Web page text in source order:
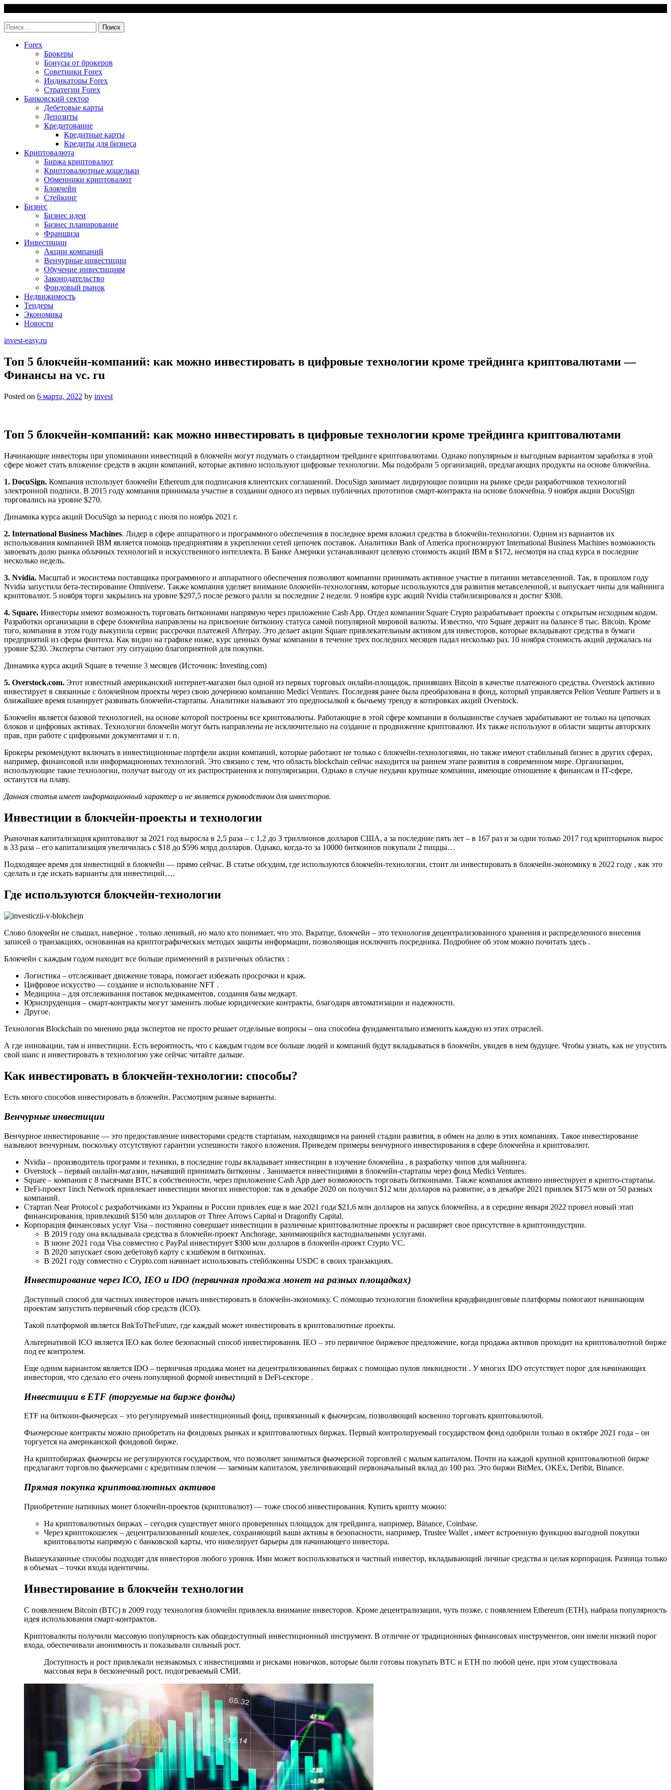
content
Найти:
Forex
Брокеры
Бонусы от брокеров
Советники Forex
Индикаторы Forex
Стратегии Forex
Банковский сектор
Дебетовые карты
Депозиты
Кредитование
Кредитные карты
Кредиты для бизнеса
Криптовалюта
Биржа криптовалют
Криптовалютные кошельки
Обменники криптовалют
Блокчейн
Стейкинг
Бизнес
Бизнес идеи
Бизнес планирование
Франшиза
Инвестиции
Акции компаний
Венчурные инвестиции
Обучение инвестициям
Законодательство
Фондовый рынок
Недвижимость
Тендеры
Экономика
Новости
invest-easy.ru
Топ 5 блокчейн-компаний: как можно инвестировать в цифровые технологии кроме трейдинга криптовалютами —
Финансы на vc. ru
Posted on 6 марта, 2022 by invest
Топ 5 блокчейн-компаний: как можно инвестировать в цифровые технологии кроме трейдинга криптовалютами
Начинающие инвесторы при упоминании инвестиций в блокчейн могут подумать о стандартном трейдинге криптовалютами. Однако популярным и выгодным вариантом заработка в этой
сфере может стать вложение средств в акции компаний, которые активно используют цифровые технологии. Мы подобрали 5 организаций, предлагающих продукты на основе блокчейна.
1. DocuSign. Компания использует блокчейн Ethereum для подписания клиентских соглашений. DocuSign занимает лидирующие позиции на рынке среди разработчиков технологий
электронной подписи. В 2015 году компания принимала участие в создании одного из первых публичных прототипов смарт-контракта на основе блокчейна. 9 ноября акции DocuSign
торговались на уровне $270.
Динамика курса акций DocuSign за период с июля по ноябрь 2021 г.
2. International Business Machines. Лидер в сфере аппаратного и программного обеспечения в последнее время вложил средства в блокчейн-технологии. Одним из вариантов их
использования компанией IBM является помощь предприятиям в укреплении сетей цепочек поставок. Аналитики Bank of America прогнозируют International Business Machines возможность
завоевать долю рынка облачных технологий и искусственного интеллекта. В Банке Америки устанавливают целевую стоимость акций IBM в $172, несмотря на спад курса в последние
несколько недель.
3. Nvidia. Масштаб и экосистема поставщика программного и аппаратного обеспечения позволяют компании принимать активное участие в питании метавселенной. Так, в прошлом году
Nvidia запустила бета-тестирование Omniverse. Также компания уделяет внимание блокчейн-технологиям, которые используются для развития метавселенной, и выпускает чипы для майнинга
криптовалют. 5 ноября торги закрылись на уровне $297,5 после резкого ралли за последние 2 недели. 9 ноября курс акций Nvidia стабилизировался и достиг $308.
4. Square. Инвесторы имеют возможность торговать биткоинами напрямую через приложение Cash App. Отдел компании Square Crypto разрабатывает проекты с открытым исходным кодом.
Разработки организации в сфере блокчейна направлены на присвоение биткоину статуса самой популярной мировой валюты. Известно, что Square держит на балансе 8 тыс. Bitcoin. Кроме
того, компания в этом году выкупила сервис рассрочки платежей Afterpay. Это делает акции Square привлекательным активом для инвесторов, которые вкладывают средства в бумаги
предприятий из сферы финтеха. Как видно на графике ниже, курс ценных бумаг компании в течение трех последних месяцев падал несколько раз. 10 ноября стоимость акций держалась на
уровне $230. Эксперты считают эту ситуацию благоприятной для покупки.
Динамика курса акций Square в течение 3 месяцев (Источник: Investing.com)
5. Overstock.com. Этот известный американский интернет-магазин был одной из первых торговых онлайн-площадок, принявших Bitcoin в качестве платежного средства. Overstock активно
инвестирует в связанные с блокчейном проекты через свою дочернюю компанию Medici Ventures. Последняя ранее была преобразована в фонд, который управляется Pelion Venture Partners и в
ближайшее время планирует развивать блокчейн-стартапы. Аналитики называют это предпосылкой к бычьему тренду в котировках акций Overstock.
Блокчейн является базовой технологией, на основе которой построены все криптовалюты. Работающие в этой сфере компании в большинстве случаев зарабатывают не только на цепочках
блоков и цифровых активах. Технологии блокчейн могут быть направлены не исключительно на создание и продвижение криптовалют. Их также используют в области защиты авторских
прав, при работе с цифровыми документами и т. п.
Брокеры рекомендуют включать в инвестиционные портфели акции компаний, которые работают не только с блокчейн-технологиями, но также имеют стабильный бизнес в других сферах,
например, финансовой или информационных технологий. Это связано с тем, что область blockchain сейчас находится на раннем этапе развития в современном мире. Организации,
использующие такие технологии, получат выгоду от их распространения и популяризации. Однако в случае неудачи крупные компании, имеющие отношение к финансам и IT-сфере,
останутся на плаву.
Данная статья имеет информационный характер и не является руководством для инвесторов.
Инвестиции в блокчейн-проекты и технологии
Рыночная капитализация криптовалют за 2021 год выросла в 2,5 раза – с 1,2 до 3 триллионов долларов США, а за последние пять лет – в 167 раз и за один только 2017 год крипторынок вырос
в 33 раза – его капитализация увеличилась с $18 до $596 млрд долларов. Однако, когда-то за 10000 биткоинов покупали 2 пиццы…
Подходящее время для инвестиций в блокчейн — прямо сейчас. В статье обсудим, где используются блокчейн-технологии, стоит ли инвестировать в блокчейн-экономику в 2022 году , как это
сделать и где искать варианты для инвестиций….
Где используются блокчейн-технологии
Слово блокчейн не слышал, наверное , только ленивый, но мало кто понимает, что это. Вкратце, блокчейн – это технология децентрализованного хранения и распределенного внесения
записей о транзакциях, основанная на криптографических методах защиты информации, позволяющая исключить посредника. Подробнее об этом можно почитать здесь .
Блокчейн с каждым годом находит все больше применений в различных областях :
Логистика – отслеживает движение товара, помогает избежать просрочки и краж.
Цифровое искусство — создание и использование NFT .
Медицина – для отслеживания поставок медикаментов, создания базы медкарт.
Юриспруденция – смарт-контракты могут заменить любые юридические контракты, благодаря автоматизации и надежности.
Другое.
Технология Blockchain по мнению ряда экспертов не просто решает отдельные вопросы – она способна фундаментально изменить каждую из этих отраслей.
А где инновации, там и инвестиции. Есть вероятность, что с каждым годом все больше людей и компаний будут вкладываться в блокчейн, увидев в нем будущее. Чтобы узнать, как не упустить
свой шанс и инвестировать в технологию уже сейчас читайте дальше.
Как инвестировать в блокчейн-технологии: способы?
Есть много способов инвестировать в блокчейн. Рассмотрим разные варианты.
Венчурные инвестиции
Венчурное инвестирование — это предоставление инвесторами средств стартапам, находящимся на ранней стадии развития, в обмен на долю в этих компаниях. Такое инвестирование
называют венчурным, поскольку отсутствуют гарантии успешности такого вложения. Приведем примеры венчурного инвестирования в сфере блокчейна и криптовалют.
Nvidia – производитель программ и техники, в последние годы вкладывает инвестиции в изучение блокчейна , в разработку чипов для майнинга.
Overstock – первый онлайн-магазин, начавший принимать биткоины . Занимается инвестициями в блокчейн-стартапы через фонд Medici Ventures.
Square – компания с 8 тысячами BTC в собственности, через приложение Cash App дает возможность торговать биткоинами. Также компания активно инвестирует в крипто-стартапы.
DeFi-проект 1inch Network привлекает инвестиции многих инвесторов: так в декабре 2020 он получил $12 млн долларов на развитие, а в декабре 2021 привлек $175 млн от 50 разных
компаний.
Стартап Near Protocol с разработчиками из Украины и России привлек еще в мае 2021 года $21,6 млн долларов на запуск блокчейна, а в середине января 2022 провел новый этап
финансирования, привлекший $150 млн долларов от Three Arrows Capital и Dragonfly Capital.
Корпорация финансовых услуг Visa – постоянно совершает инвестиции в различные криптовалютные проекты и расширяет свое присутствие в криптоиндустрии.
В 2019 году она вкладывала средства в блокчейн-проект Anchorage, занимающийся кастодиальными услугами.
В июне 2021 года Visa совместно с PayPal инвестирует $300 млн долларов в блокчейн-проект Crypto VC.
В 2020 запускает свою дебетовуб карту с кэшбеком в биткоинах.
В 2021 году совместно с Crypto.com начинает использовать стейблкоины USDC в своих транзакциях.
Инвестирование через ICO, IEO и IDO (первичная продажа монет на разных площадках)
Доступный способ для частных инвесторов начать инвестировать в блокчейн-экономику. С помощью технологии блокчейна краудфандинговые платформы помогают начинающим
проектам запустить первичный сбор средств (ICO).
Такой платформой является BnkToTheFuture, где каждый может инвестировать в криптовалютные проекты.
Альтернативой ICO является IEO как более безопасный способ инвестирования. IEO – это первичное биржевое предложение, когда продажа активов проходит на криптовалютной бирже
под ее контролем.
Еще одним вариантом является IDO – первичная продажа монет на децентрализованных биржах с помощью пулов ликвидности . У многих IDO отсутствует порог для начинающих
инвесторов, что сделало его очень популярной формой инвестиций в DeFi-секторе .
Инвестиции в ETF (торгуемые на бирже фонды)
ETF на биткоин-фьючерсах – это регулируемый инвестиционный фонд, привязанный к фьючерсам, позволяющий косвенно торговать криптовалютой.
Фьючерсные контракты можно приобретать на фондовых рынках и криптовалютных биржах. Первый контролируемый государством фонд одобрили только в октябре 2021 года – он
торгуется на американской фондовой бирже.
На криптобиржах фьючерсы не регулируются государством, что позволяет заниматься фьючерсной торговлей с малым капиталом. Почти на каждой крупной криптовалютной бирже
предлагают торговлю фьючерсами с кредитным плечом — заемным капиталом, увеличивающий первоначальный вклад до 100 раз. Это биржи BitMex, OKEx, Deribit, Binance.
Прямая покупка криптовалютных активов
Приобретение нативных монет блокчейн-проектов (криптовалют) — тоже способ инвестирования. Купить крипту можно:
На криптовалютных биржах – сегодня существует много проверенных площадок для трейдинга, например, Binance, Coinbase.
Через криптокошелек – децентрализованный кошелек, сохраняющий ваши активы в безопасности, например, Trustee Wallet , имеет встроенную функцию выгодной покупки
криптовалюты напрямую с банковской карты, что нивелирует барьеры для начинающего инвестора.
Вышеуказанные способы подходят для инвесторов любого уровня. Ими может воспользоваться и частный инвестор, вкладывающий личные средства и целая корпорация. Разница только
в объемах – точки входа идентичны.
Инвестирование в блокчейн технологии
С появлением Bitcoin (BTC) в 2009 году технология блокчейн привлекла внимание инвесторов. Кроме децентрализации, чуть позже, с появлением Ethereum (ETH), набрала популярность
идея использования смарт-контрактов.
Криптовалюты получили массовую популярность как общедоступный инвестиционный инструмент. В отличие от традиционных финансовых инструментов, они имели низкий порог
входа, обеспечивали анонимность и показывали сильный рост.
Доступность и рост привлекали незнакомых с инвестициями и рисками новичков, которые были готовы покупать BTC и ETH по любой цене, при этом существовала
массовая вера в бесконечный рост, подогреваемый СМИ.